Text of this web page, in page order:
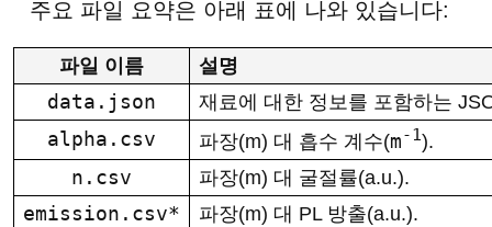
주요 파일 요약은 아래 표에 나와 있습니다:
파일 이름 설명
data.json 재료에 대한 정보를 포함하는
alpha.csv 파장(m) 대 흡수 계수(m-1).
n.csv 파장(m) 대 굴절률(a.u.).
emission.csv* 파장(m) 대 PL 방출(a.u.).